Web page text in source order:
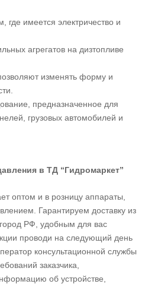
имеется электричество и
агрегатов на дизтопливе
изменять форму и
предназначенное для
грузовых автомобилей и
в ТД “Гидромаркет”
оптом и в розницу аппараты,
Гарантируем доставку из
РФ, удобным для вас
проводи на следующий день
консультационной службы
заказчика,
об устройстве,